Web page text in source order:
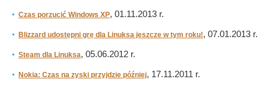
Czas porzucić Windows XP, 01.11.2013 r.
Blizzard udostępni grę dla Linuksa jeszcze w tym roku!, 07.01.2013 r.
Steam dla Linuksa, 05.06.2012 r.
Nokia: Czas na zyski przyjdzie później, 17.11.2011 r.